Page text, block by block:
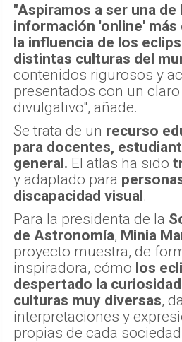
"Aspiramos a ser una
información 'online'
la influencia de los
distintas culturas del
contenidos rigurosos y
presentados con un
divulgativo", añade.
Se trata de un recurso
para docentes,
general. El atlas ha sido
y adaptado para
discapacidad visual.
Para la presidenta de la
de Astronomía, Minia
proyecto muestra, de
inspiradora, cómo los
despertado la
culturas muy diversas,
interpretaciones y
propias de cada